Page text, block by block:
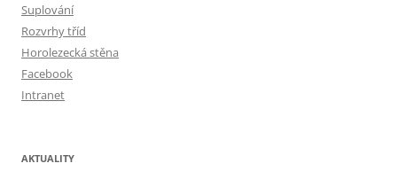
Suplování
Rozvrhy tříd
Horolezecká stěna
Facebook
Intranet
AKTUALITY